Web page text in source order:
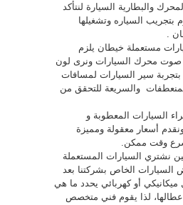
والبطارية السيارة لنتأكد
بتجريب السياره وتشغيلها
.
مستعملة خيطان يلزم
صوت محرك السيارات ونرى لون
سير السيارات لمسافات
والسريعة للتحقق من
السيارات المعطوبة و
أسعار معقولة ومميزة
وقت ممكن.
نشتري السيارات المستعملة
الخاص بشركتنا بعد
أو كهربائي يحدد ما هي
لذا يقوم فني متخصص